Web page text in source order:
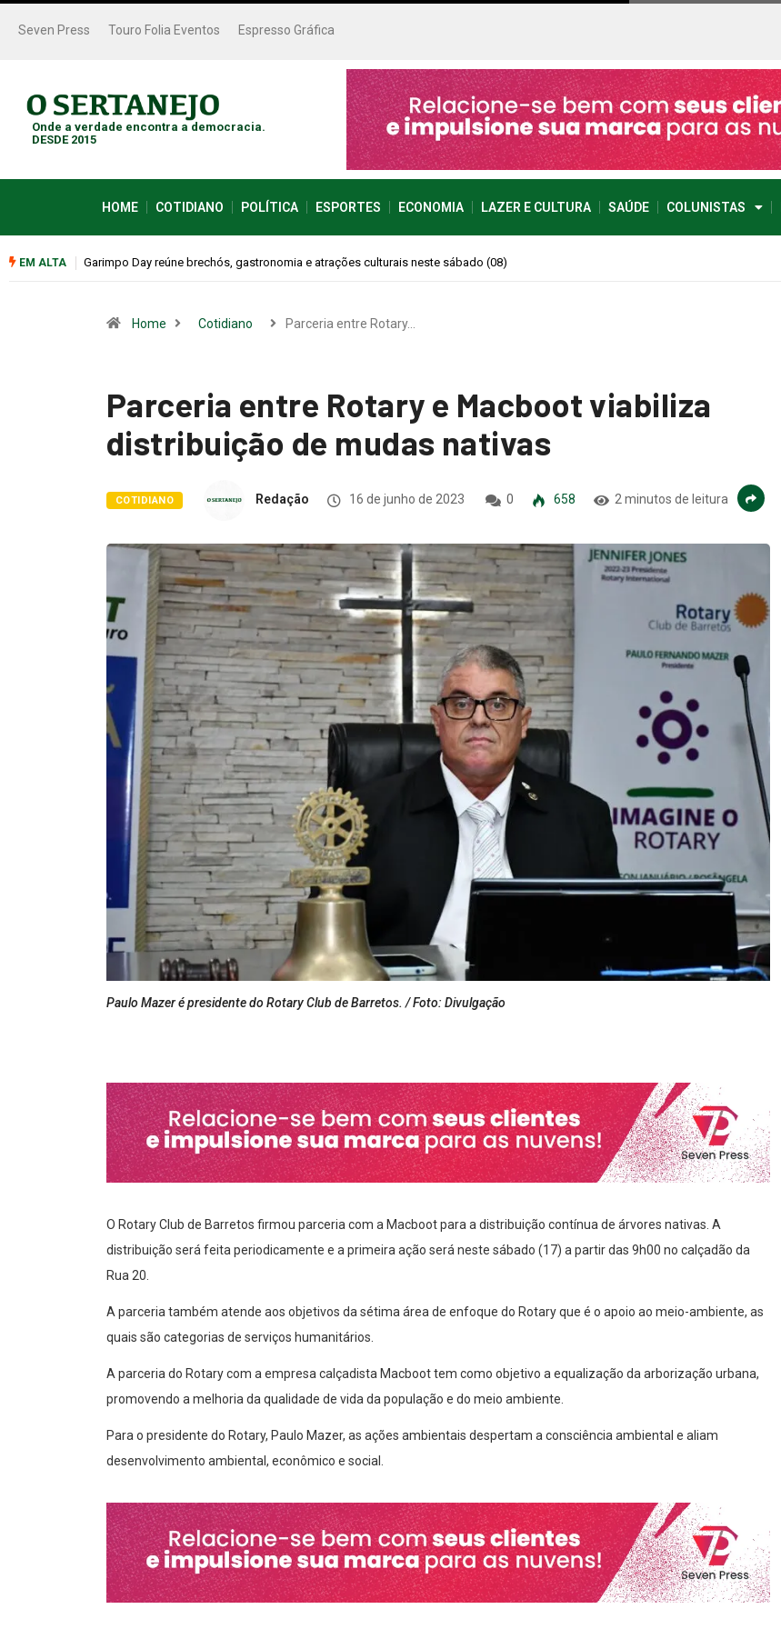
Seven Press Touro Folia Eventos Espresso Gráfica
Onde a verdade encontra a democracia.
DESDE 2015
HOME COTIDIANO POLÍTICA ESPORTES ECONOMIA LAZER E CULTURA SAÚDE COLUNISTAS
EM ALTA Bugonia transforma paranoia e conspiração em um suspense imprevisível
Home Cotidiano Parceria entre Rotary…
Parceria entre Rotary e Macboot viabiliza
distribuição de mudas nativas
COTIDIANO Redação 16 de junho de 2023 0 658 2 minutos de leitura
Paulo Mazer é presidente do Rotary Club de Barretos. / Foto: Divulgação
O Rotary Club de Barretos firmou parceria com a Macboot para a distribuição contínua de árvores nativas. A
distribuição será feita periodicamente e a primeira ação será neste sábado (17) a partir das 9h00 no calçadão da
Rua 20.
A parceria também atende aos objetivos da sétima área de enfoque do Rotary que é o apoio ao meio-ambiente, as
quais são categorias de serviços humanitários.
A parceria do Rotary com a empresa calçadista Macboot tem como objetivo a equalização da arborização urbana,
promovendo a melhoria da qualidade de vida da população e do meio ambiente.
Para o presidente do Rotary, Paulo Mazer, as ações ambientais despertam a consciência ambiental e aliam
desenvolvimento ambiental, econômico e social.